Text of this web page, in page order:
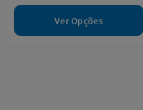
Ver Opções